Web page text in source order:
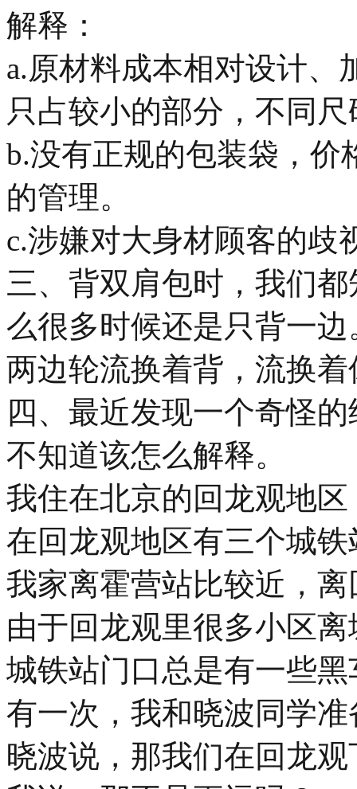
解释：
a.原材料成本相对设计、
只占较小的部分，不同
b.没有正规的包装袋，价
的管理。
c.涉嫌对大身材顾客的歧
三、背双肩包时，我们
么很多时候还是只背一
两边轮流换着背，流换着
四、最近发现一个奇怪
不知道该怎么解释。
我住在北京的回龙观地区
在回龙观地区有三个城
我家离霍营站比较近，
由于回龙观里很多小区
城铁站门口总是有一些
有一次，我和晓波同学
晓波说，那我们在回龙观